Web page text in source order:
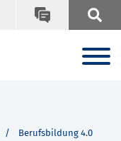
Berufsbildung 4.0